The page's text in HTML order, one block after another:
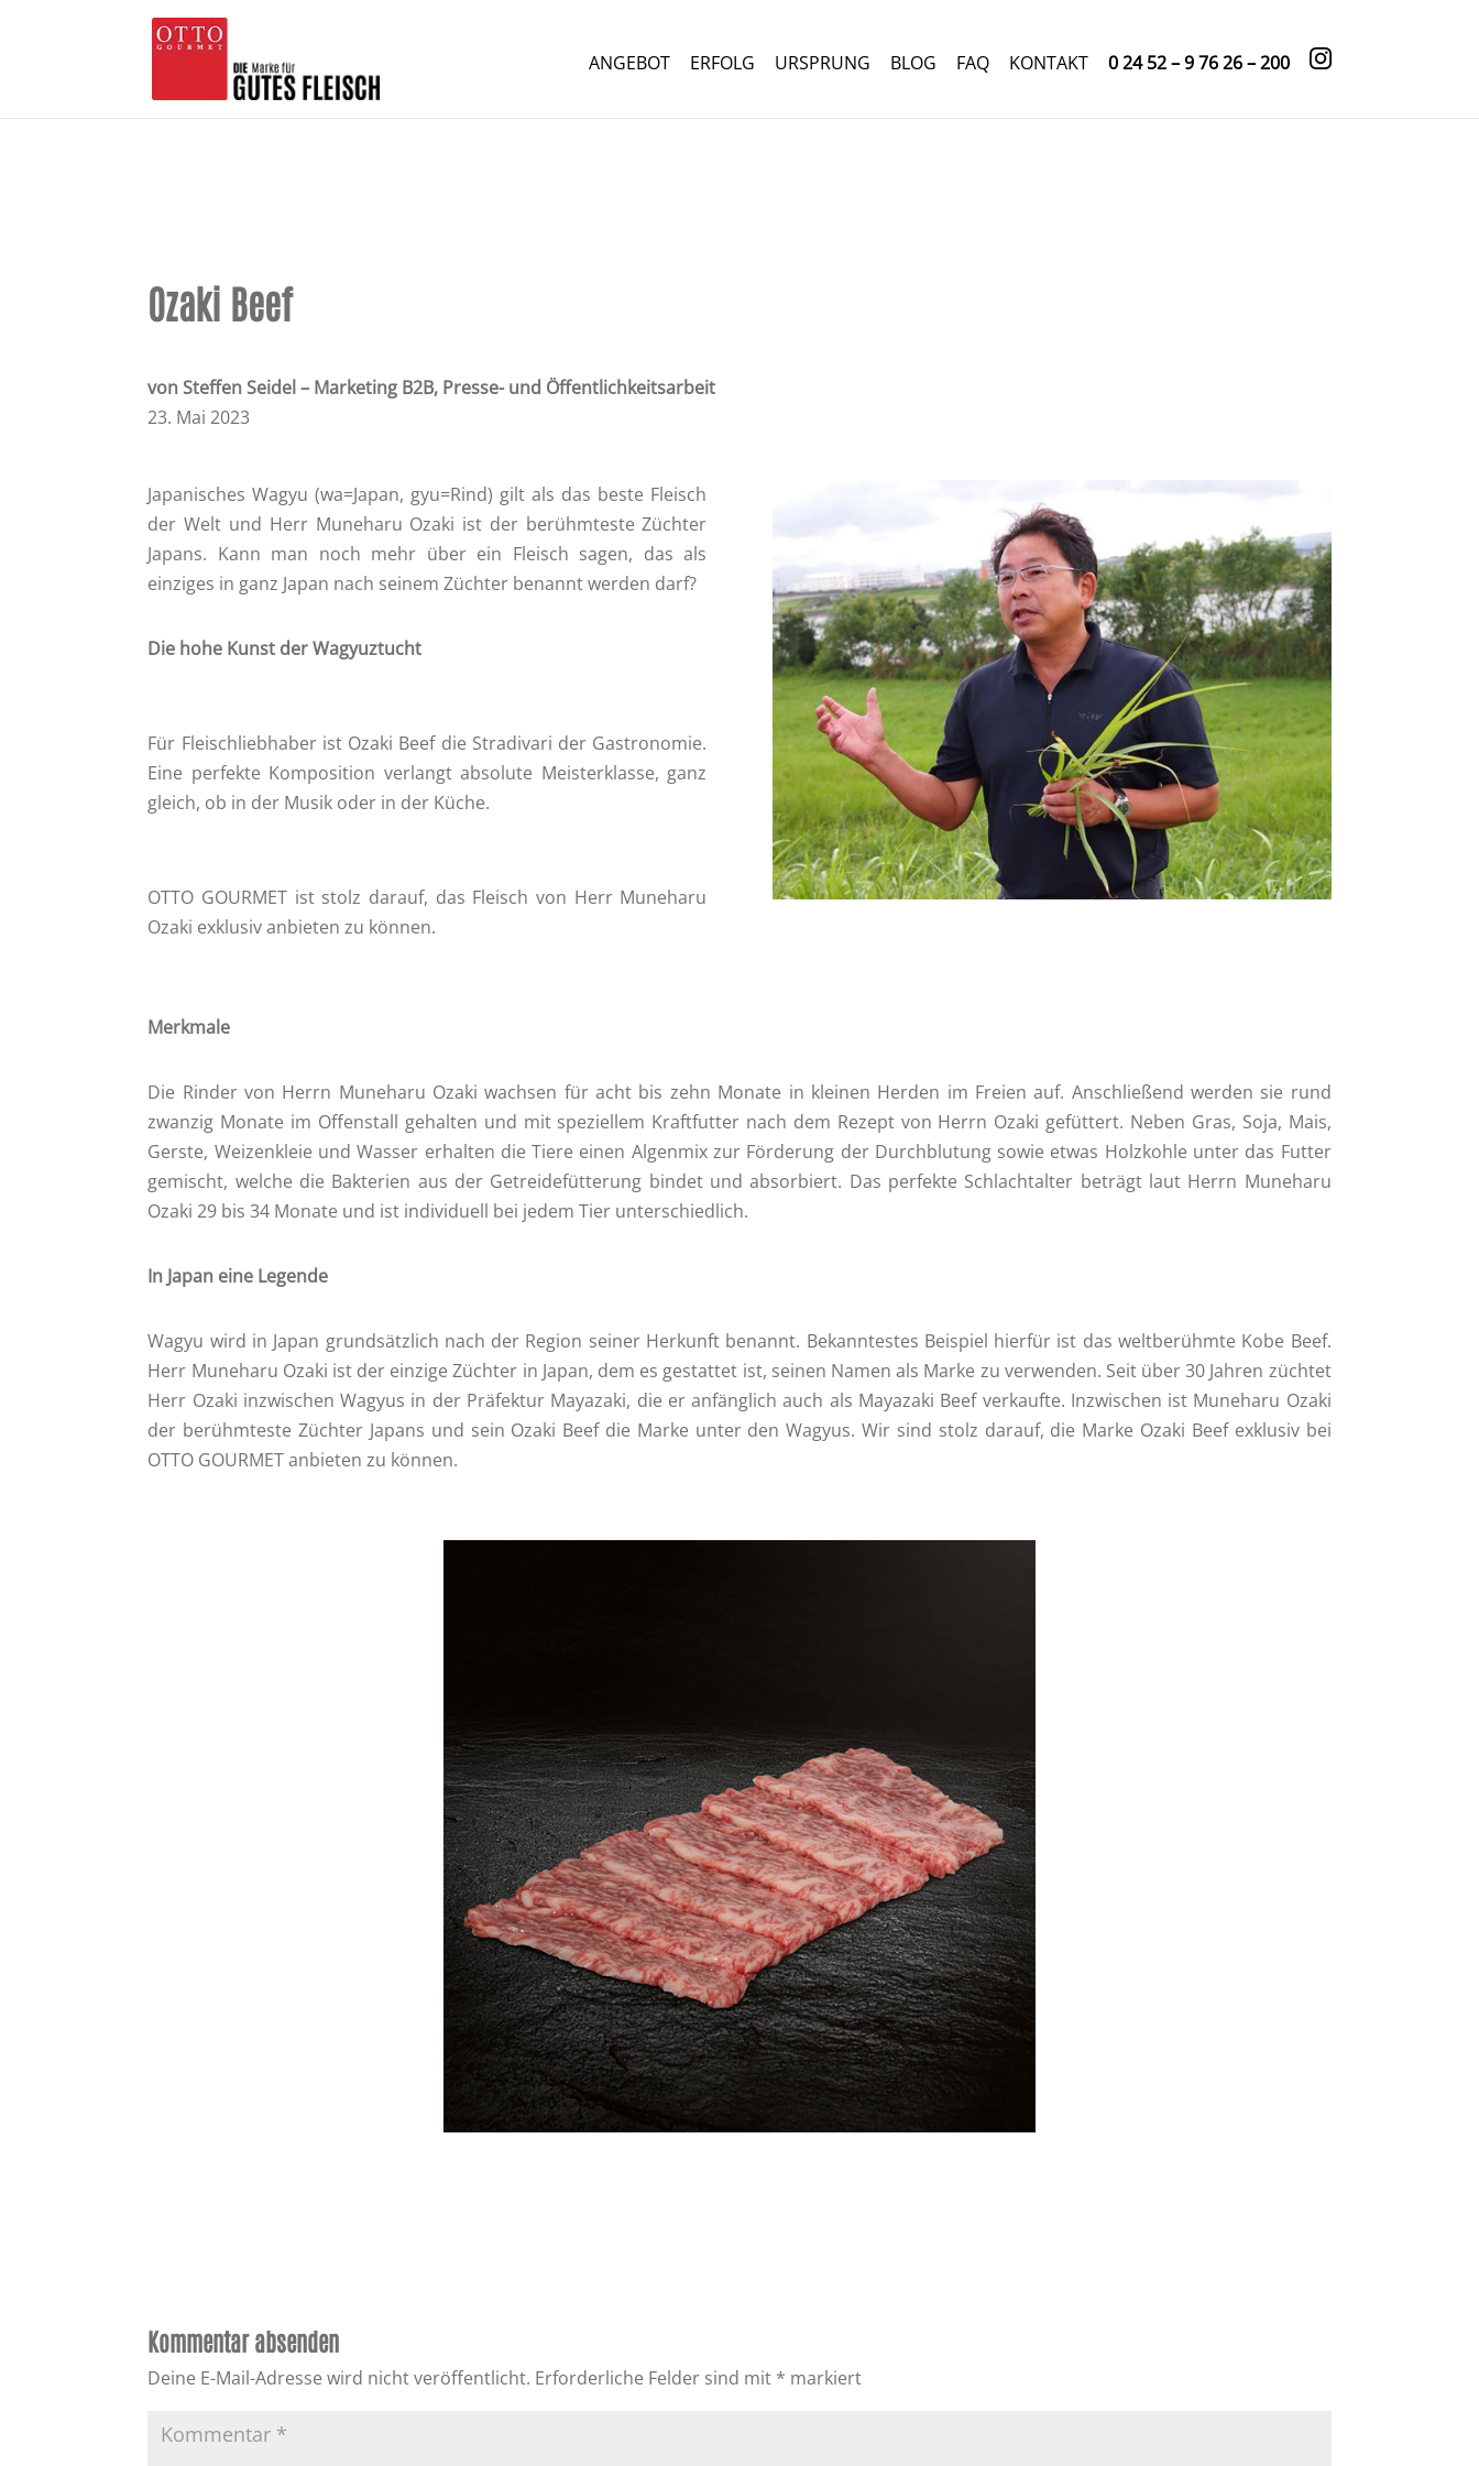
ANGEBOT ERFOLG URSPRUNG BLOG FAQ KONTAKT 0 24 52 – 9 76 26 – 200
Ozaki Beef
von Steffen Seidel – Marketing B2B, Presse- und Öffentlichkeitsarbeit
23. Mai 2023
Japanisches Wagyu (wa=Japan, gyu=Rind) gilt als das beste Fleisch
der Welt und Herr Muneharu Ozaki ist der berühmteste Züchter
Japans. Kann man noch mehr über ein Fleisch sagen, das als
einziges in ganz Japan nach seinem Züchter benannt werden darf?
Die hohe Kunst der Wagyuztucht
Für Fleischliebhaber ist Ozaki Beef die Stradivari der Gastronomie.
Eine perfekte Komposition verlangt absolute Meisterklasse, ganz
gleich, ob in der Musik oder in der Küche.
OTTO GOURMET ist stolz darauf, das Fleisch von Herr Muneharu
Ozaki exklusiv anbieten zu können.
Merkmale
Die Rinder von Herrn Muneharu Ozaki wachsen für acht bis zehn Monate in kleinen Herden im Freien auf. Anschließend werden sie rund
zwanzig Monate im Offenstall gehalten und mit speziellem Kraftfutter nach dem Rezept von Herrn Ozaki gefüttert. Neben Gras, Soja, Mais,
Gerste, Weizenkleie und Wasser erhalten die Tiere einen Algenmix zur Förderung der Durchblutung sowie etwas Holzkohle unter das Futter
gemischt, welche die Bakterien aus der Getreidefütterung bindet und absorbiert. Das perfekte Schlachtalter beträgt laut Herrn Muneharu
Ozaki 29 bis 34 Monate und ist individuell bei jedem Tier unterschiedlich.
In Japan eine Legende
Wagyu wird in Japan grundsätzlich nach der Region seiner Herkunft benannt. Bekanntestes Beispiel hierfür ist das weltberühmte Kobe Beef.
Herr Muneharu Ozaki ist der einzige Züchter in Japan, dem es gestattet ist, seinen Namen als Marke zu verwenden. Seit über 30 Jahren züchtet
Herr Ozaki inzwischen Wagyus in der Präfektur Mayazaki, die er anfänglich auch als Mayazaki Beef verkaufte. Inzwischen ist Muneharu Ozaki
der berühmteste Züchter Japans und sein Ozaki Beef die Marke unter den Wagyus. Wir sind stolz darauf, die Marke Ozaki Beef exklusiv bei
OTTO GOURMET anbieten zu können.
Kommentar absenden
Deine E-Mail-Adresse wird nicht veröffentlicht. Erforderliche Felder sind mit * markiert